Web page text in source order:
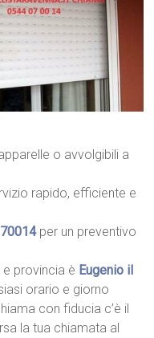
o avvolgibili a
rapido, efficiente e
per un preventivo
e provincia è Eugenio il
orario e giorno
con fiducia c’è il
la tua chiamata al